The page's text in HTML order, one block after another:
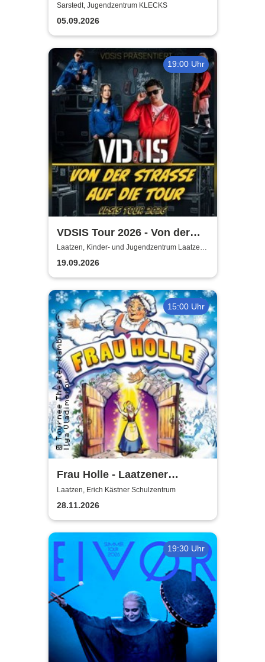
Sarstedt, Jugendzentrum KLECKS
05.09.2026
19:00 Uhr
VDSIS Tour 2026 - Von der
Strasse auf die Tour
Laatzen, Kinder- und Jugendzentrum Laatzen
KiJuZ
19.09.2026
15:00 Uhr
Frau Holle - Laatzener
Weihnachtsmärchen 2026
Laatzen, Erich Kästner Schulzentrum
28.11.2026
19:30 Uhr